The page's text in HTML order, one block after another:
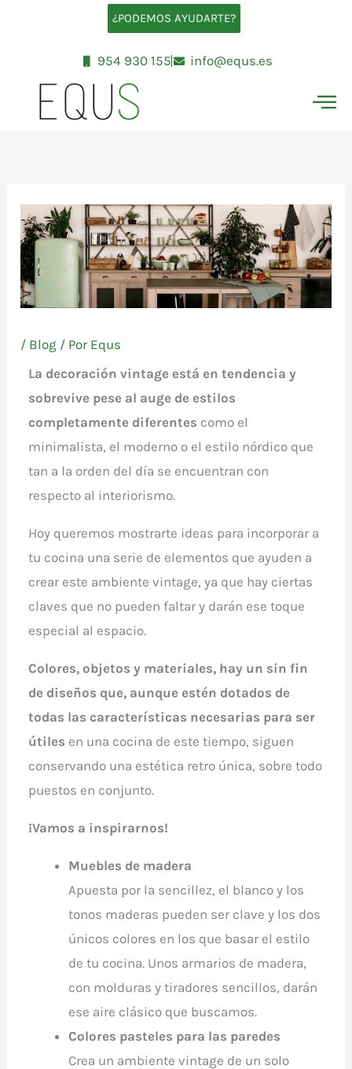
¿PODEMOS AYUDARTE?
954 930 155 info@equs.es
/ Blog / Por Equs
La decoración vintage está en tendencia y
sobrevive pese al auge de estilos
completamente diferentes como el
minimalista, el moderno o el estilo nórdico que
tan a la orden del día se encuentran con
respecto al interiorismo.
Hoy queremos mostrarte ideas para incorporar a
tu cocina una serie de elementos que ayuden a
crear este ambiente vintage, ya que hay ciertas
claves que no pueden faltar y darán ese toque
especial al espacio.
Colores, objetos y materiales, hay un sin fin
de diseños que, aunque estén dotados de
todas las características necesarias para ser
útiles en una cocina de este tiempo, siguen
conservando una estética retro única, sobre todo
puestos en conjunto.
¡Vamos a inspirarnos!
Muebles de madera
Apuesta por la sencillez, el blanco y los
tonos maderas pueden ser clave y los dos
únicos colores en los que basar el estilo
de tu cocina. Unos armarios de madera,
con molduras y tiradores sencillos, darán
ese aire clásico que buscamos.
Colores pasteles para las paredes
Crea un ambiente vintage de un solo